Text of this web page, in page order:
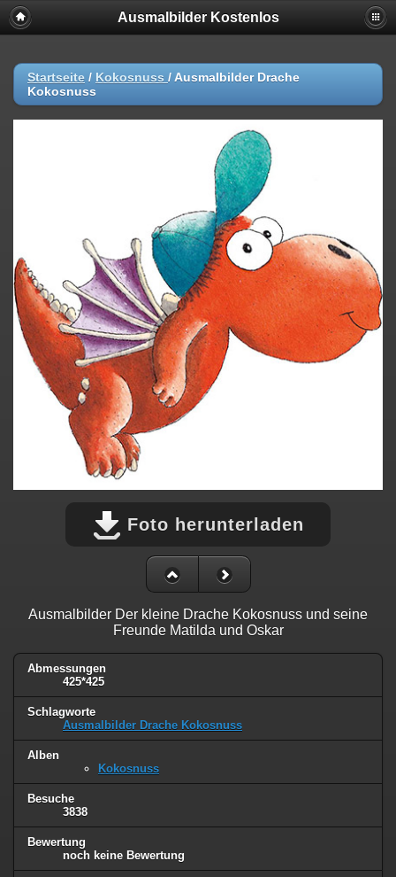
Ausmalbilder Kostenlos
Startseite / Kokosnuss / Ausmalbilder Drache
Kokosnuss
Foto herunterladen
Ausmalbilder Der kleine Drache Kokosnuss und seine
Freunde Matilda und Oskar
Abmessungen
425*425
Schlagworte
Ausmalbilder Drache Kokosnuss
Alben
Kokosnuss
Besuche
3838
Bewertung
noch keine Bewertung